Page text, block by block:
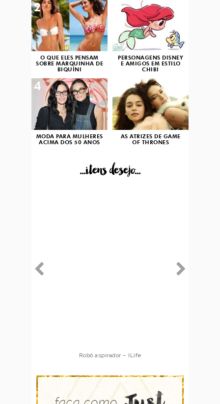
O QUE ELES PENSAM
SOBRE MARQUINHA DE
BIQUÍNI
2
PERSONAGENS DISNEY
E AMIGOS EM ESTILO
CHIBI
3
MODA PARA MULHERES
ACIMA DOS 50 ANOS
4
AS ATRIZES DE GAME
OF THRONES
...itens desejo...
Robô aspirador – ILife